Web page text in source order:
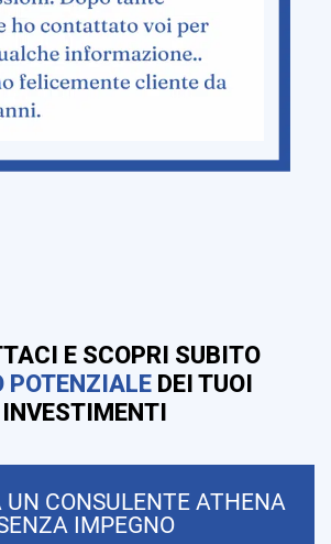
E SCOPRI SUBITO
POTENZIALEDEI TUOI
INVESTIMENTI
UN CONSULENTE ATHENA
IMPEGNO